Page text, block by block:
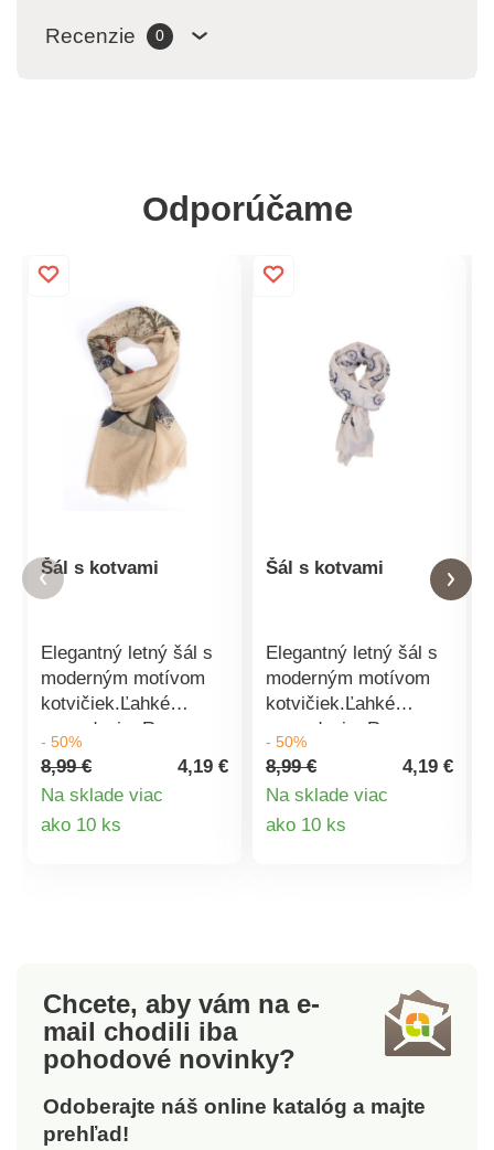
Recenzie 0
Odporúčame
Šál s kotvami
Elegantný letný šál s
moderným motívom
kotvičiek.Ľahké
prevedenie. Rozmer:
70x180cm Materiál:
35% viskóza, 65%
polyester
- 50%
8,99 €
4,19 €
Na sklade viac
ako 10 ks
Šál s kotvami
Elegantný letný šál s
moderným motívom
kotvičiek.Ľahké
prevedenie. Rozmer:
70x180cm Materiál:
35% viskóza, 65%
polyester
- 50%
8,99 €
4,19 €
Na sklade viac
ako 10 ks
Chcete, aby vám na e-
mail chodili iba
pohodové novinky?
Odoberajte náš online katalóg a majte
prehľad!